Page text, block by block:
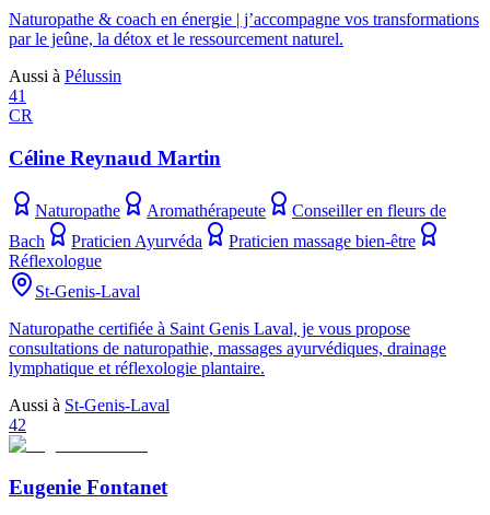
Naturopathe & coach en énergie | j’accompagne vos transformations
par le jeûne, la détox et le ressourcement naturel.
Aussi à Pélussin
41
CR
Céline Reynaud Martin
Naturopathe Aromathérapeute
Conseiller en fleurs de
Bach
Praticien Ayurvéda
Praticien massage bien-être
Réflexologue
St-Genis-Laval
Naturopathe certifiée à Saint Genis Laval, je vous propose
consultations de naturopathie, massages ayurvédiques, drainage
lymphatique et réflexologie plantaire.
Aussi à St-Genis-Laval
42
Eugenie Fontanet